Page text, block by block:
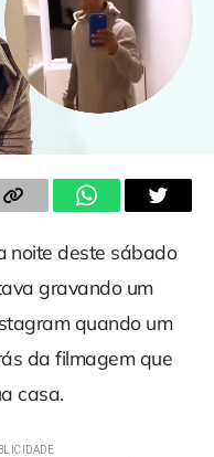
noite deste sábado
gravando um
quando um
da filmagem que
casa.